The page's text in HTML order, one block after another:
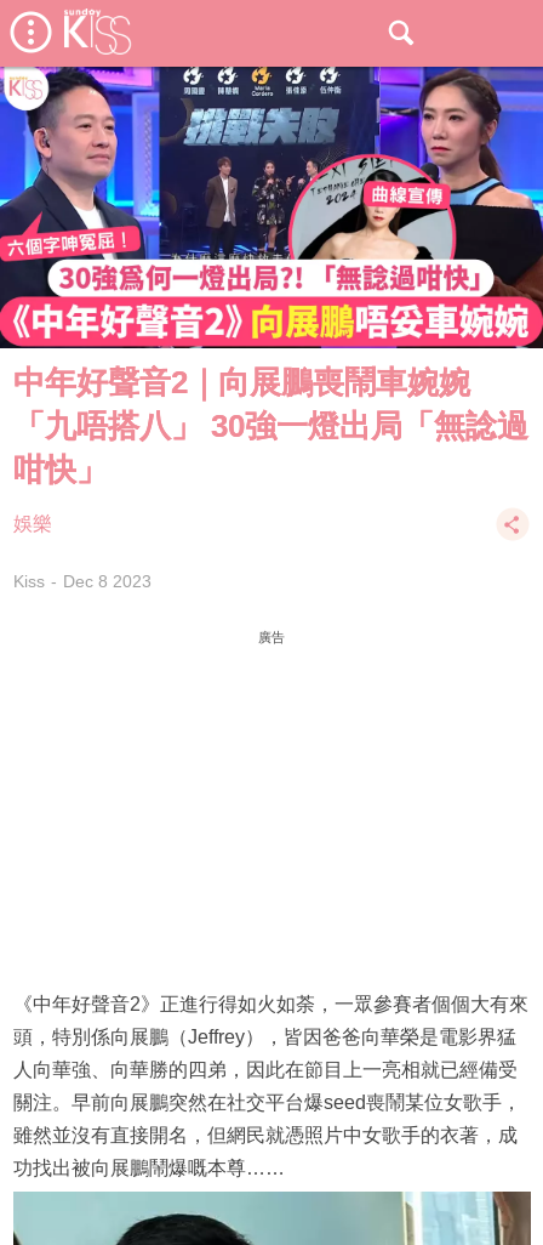
中年好聲音2｜向展鵬喪鬧車婉婉
「九唔搭八」 30強一燈出局「無諗過
咁快」
娛樂
Kiss Dec 8 2023
廣告
《中年好聲音2》正進行得如火如荼，一眾參賽者個個大有來
頭，特別係向展鵬（Jeffrey），皆因爸爸向華榮是電影界猛
人向華強、向華勝的四弟，因此在節目上一亮相就已經備受
關注。早前向展鵬突然在社交平台爆seed喪鬧某位女歌手，
雖然並沒有直接開名，但網民就憑照片中女歌手的衣著，成
功找出被向展鵬鬧爆嘅本尊……